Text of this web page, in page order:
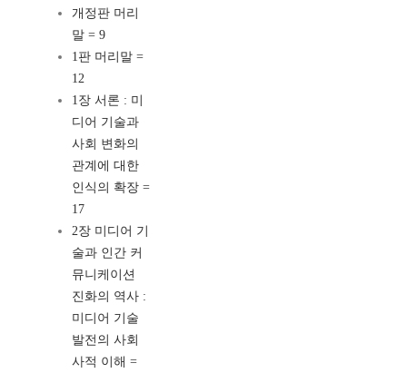
개정판 머리
말 = 9
1판 머리말 =
12
1장 서론 : 미
디어 기술과
사회 변화의
관계에 대한
인식의 확장 =
17
2장 미디어 기
술과 인간 커
뮤니케이션
진화의 역사 :
미디어 기술
발전의 사회
사적 이해 =